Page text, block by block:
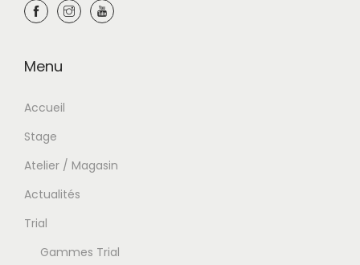
Menu
Accueil
Stage
Atelier / Magasin
Actualités
Trial
Gammes Trial